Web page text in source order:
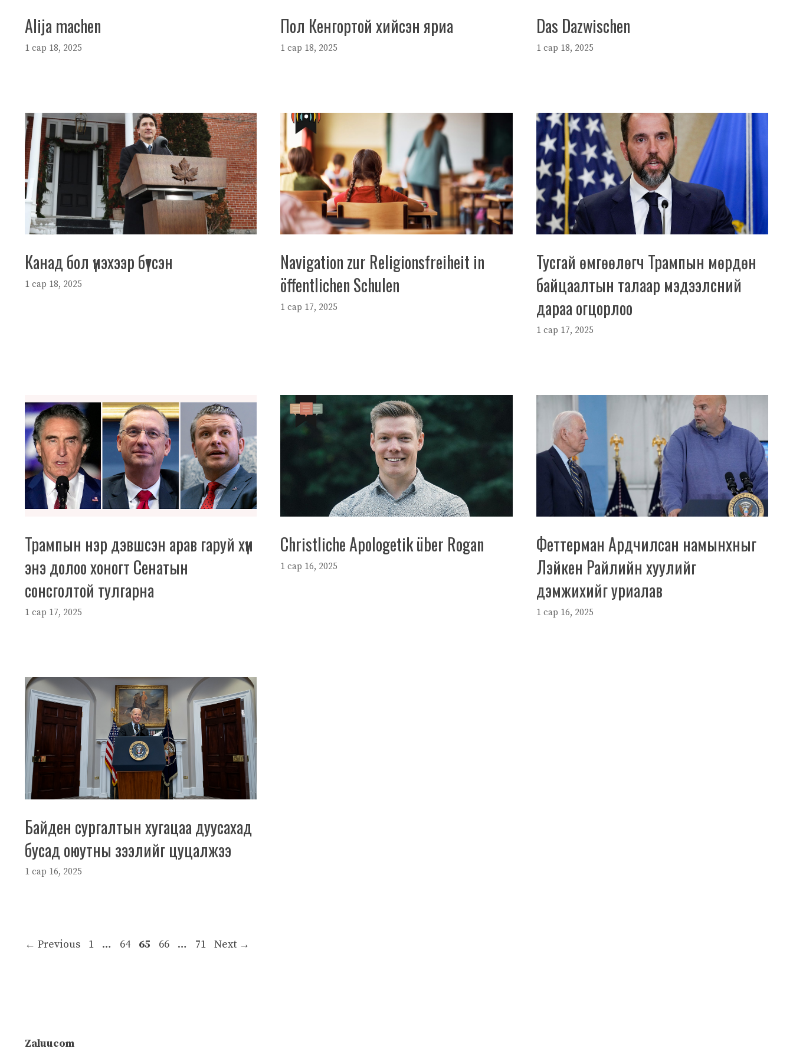
Alija machen
1 сар 18, 2025
Пол Кенгортой хийсэн яриа
1 сар 18, 2025
Das Dazwischen
1 сар 18, 2025
Канад бол үнэхээр бүтсэн
1 сар 18, 2025
Navigation zur Religionsfreiheit in
öffentlichen Schulen
1 сар 17, 2025
Тусгай өмгөөлөгч Трампын мөрдөн
байцаалтын талаар мэдээлсний
дараа огцорлоо
1 сар 17, 2025
Трампын нэр дэвшсэн арав гаруй хүн
энэ долоо хоногт Сенатын
сонсголтой тулгарна
1 сар 17, 2025
Christliche Apologetik über Rogan
1 сар 16, 2025
Феттерман Ардчилсан намынхныг
Лэйкен Райлийн хуулийг
дэмжихийг уриалав
1 сар 16, 2025
Байден сургалтын хугацаа дуусахад
бусад оюутны зээлийг цуцалжээ
1 сар 16, 2025
← Previous Page
1 … Page
64 Page
65 Page
66 … Page
71 Next →
Zaluucom